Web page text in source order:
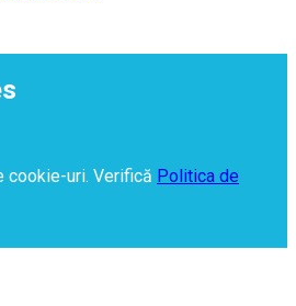
uri. Verifică Politica de